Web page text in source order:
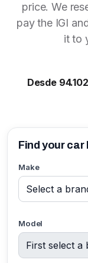
price. We
pay the IGI
it to
Desde
Find your car
Make
Model